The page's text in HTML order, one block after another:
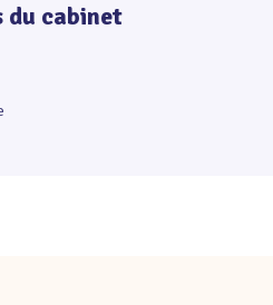
du cabinet